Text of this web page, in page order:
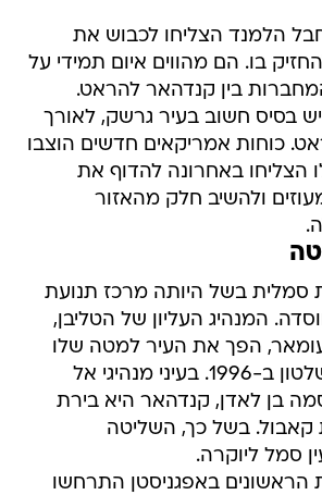
הלמנד הצליחו לכבוש את
בו. הם מהווים איום תמידי על
בין קנדהאר להראט.
בסיס חשוב בעיר גרשק, לאורך
כוחות אמריקאים חדשים הוצבו
הצליחו באחרונה להדוף את
ולהשיב חלק מהאזור
סמלית בשל היותה מרכז תנועת
המנהיג העליון של הטליבן,
הפך את העיר למטה שלו
כשהטליבן עלו לשלטון ב-1996. בעיני מנהיגי אל
בן לאדן, קנדהאר היא בירת
קאבול. בשל כך, השליטה
סמל ליוקרה.
הראשונים באפגניסטן התרחשו